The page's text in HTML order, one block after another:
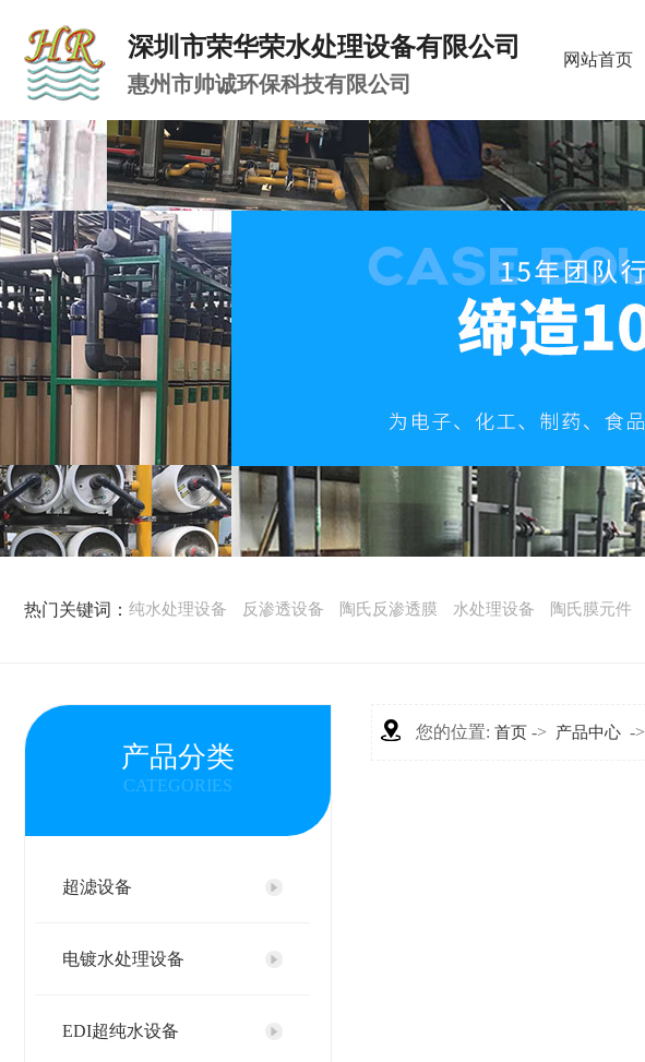
深圳市荣华荣水处理设备有限公司
惠州市帅诚环保科技有限公司
网站首页
新闻资讯
热门关键词： 纯水处理设备 反渗透设备 陶氏反渗透膜 水处理设备 陶氏膜元件
产品分类
CATEGORIES
超滤设备
电镀水处理设备
EDI超纯水设备
您的位置: 首页 -> 产品中心 ->